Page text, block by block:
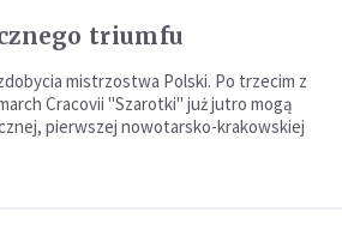
triumfu
mistrzostwa Polski. Po trzecim z
Cracovii "Szarotki" już jutro mogą
pierwszej nowotarsko-krakowskiej